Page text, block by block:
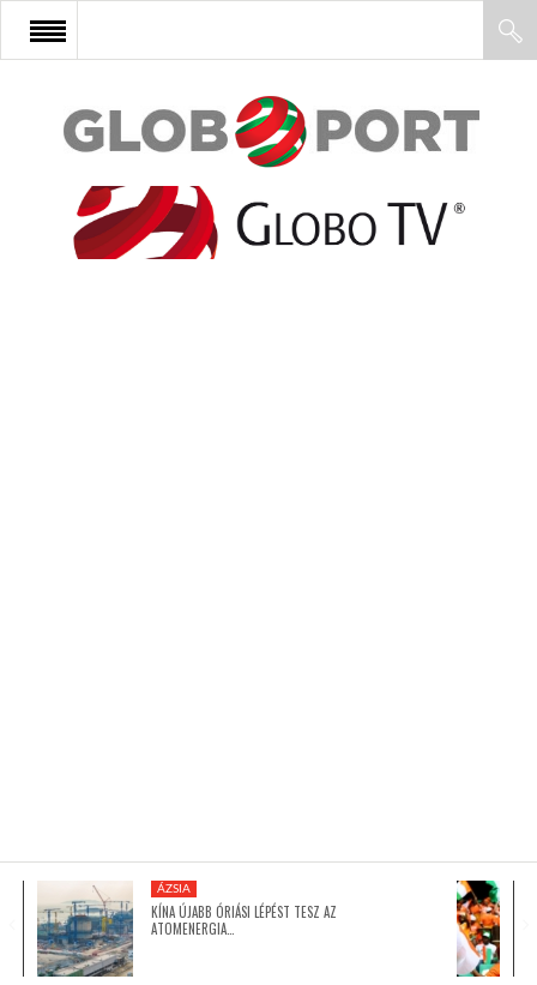
FŐOLDAL
AFRIKA
GLOBOTV BP
ÁZSIA
KÍNA ÚJABB ÓRIÁSI LÉPÉST TESZ AZ
ATOMENERGIA…